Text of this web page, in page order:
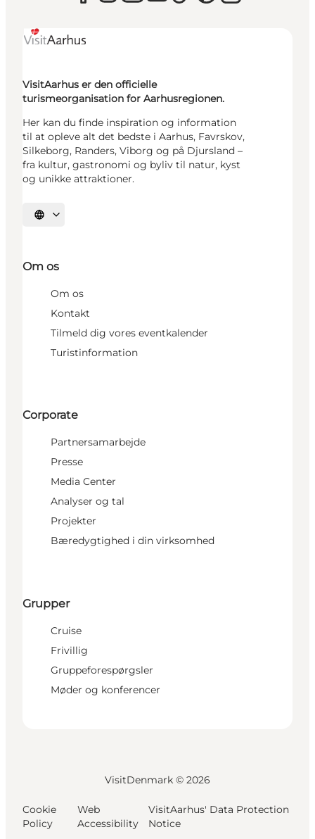
VisitAarhus er den officielle
turismeorganisation for Aarhusregionen.
Her kan du finde inspiration og information
til at opleve alt det bedste i Aarhus, Favrskov,
Silkeborg, Randers, Viborg og på Djursland –
fra kultur, gastronomi og byliv til natur, kyst
og unikke attraktioner.
Vælg sprog
Om os
Om os
Kontakt
Tilmeld dig vores eventkalender
Turistinformation
Corporate
Partnersamarbejde
Presse
Media Center
Analyser og tal
Projekter
Bæredygtighed i din virksomhed
Grupper
Cruise
Frivillig
Gruppeforespørgsler
Møder og konferencer
VisitDenmark © 2026
Cookie
Policy
Web
Accessibility
VisitAarhus' Data Protection
Notice